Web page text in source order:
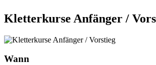
Kletterkurse Anfänger /
Wann